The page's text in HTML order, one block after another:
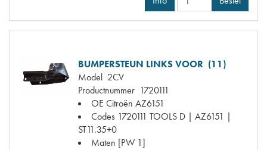
BUMPERSTEUN LINKS VOOR (11)
Model 2CV
Productnummer 1720111
OE Citroën AZ6151
Codes 1720111 TOOLS D | AZ6151 |
ST11.35+0
Maten [PW 1]